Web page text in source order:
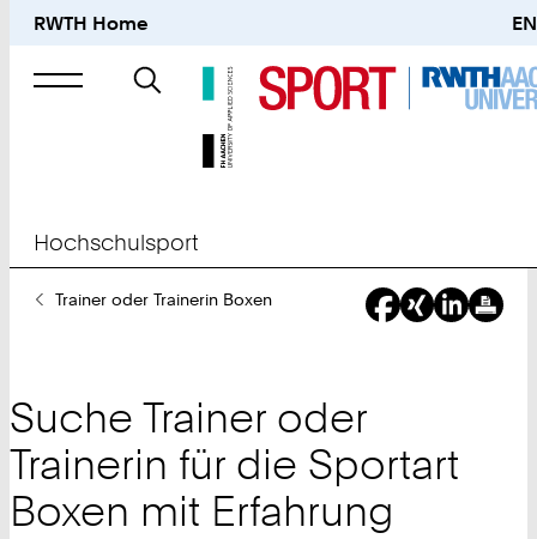
RWTH Home EN
Suche
nach
Hochschulsport
SieTrainer oder Trainerin Boxen
Suche Trainer oder
Trainerin für die Sportart
Boxen mit Erfahrung